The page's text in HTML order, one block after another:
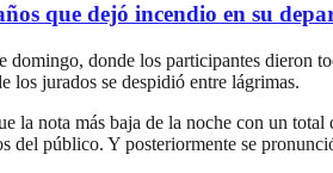
que dejó incendio en su
domingo, donde los participantes dieron
los jurados se despidió entre lágrimas.
la nota más baja de la noche con un
del público. Y posteriormente se